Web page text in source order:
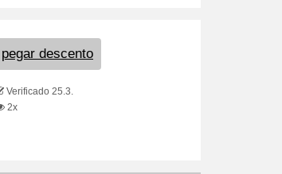
pegar descento
Verificado 25.3.
2x